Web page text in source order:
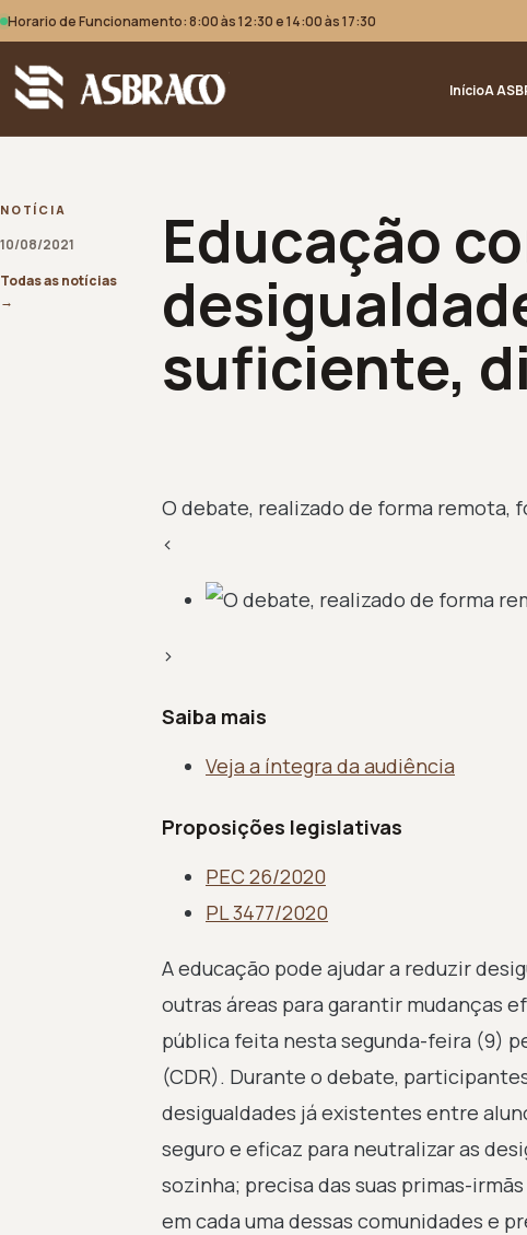
Horario de Funcionamento: 8:00 às 12:30 e 14:00 às 17:30
InícioA
NOTÍCIA
10/08/2021
Todas as notícias
→
Educação
suficiente,
O debate, realizado de forma remota,
‹
›
Saiba mais
Veja a íntegra da audiência
Proposições legislativas
PEC 26/2020
PL 3477/2020
A educação pode ajudar a reduzir
outras áreas para garantir mudanças
pública feita nesta segunda-feira (9)
(CDR). Durante o debate,
desigualdades já existentes entre
seguro e eficaz para neutralizar as
sozinha; precisa das suas primas-
em cada uma dessas comunidades e